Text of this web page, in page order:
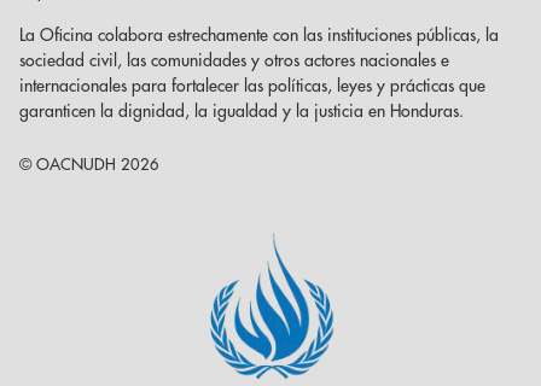
La Oficina colabora estrechamente con las instituciones públicas, la
sociedad civil, las comunidades y otros actores nacionales e
internacionales para fortalecer las políticas, leyes y prácticas que
garanticen la dignidad, la igualdad y la justicia en Honduras.
© OACNUDH 2026